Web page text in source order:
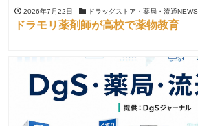
2026年7月22日 ドラッグストア・薬局・流通NEWS
ドラモリ薬剤師が高校で薬物教育